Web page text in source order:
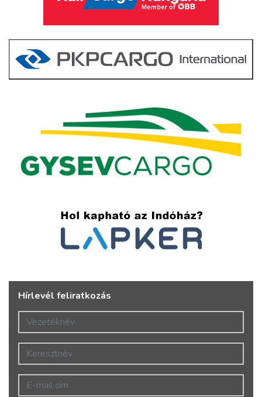
Hírlevél feliratkozás
Vezetéknév
Keresztnév
E-mail cím